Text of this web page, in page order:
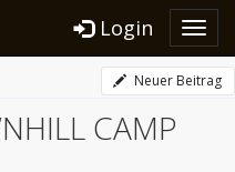
Login
Neuer Beitrag
CAMP